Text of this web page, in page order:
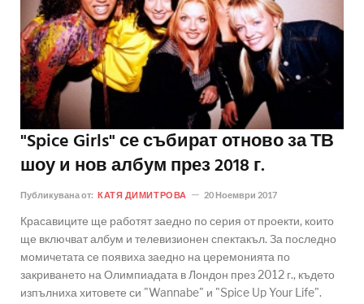
"Spice Girls" се събират отново за ТВ
шоу и нов албум през 2018 г.
Публикувана от: КАТЯ ДИМИТРОВА 20 Ноември 2017
Красавиците ще работят заедно по серия от проекти, които
ще включват албум и телевизионен спектакъл. За последно
момичетата се появиха заедно на церемонията по
закриването на Олимпиадата в Лондон през 2012 г., където
изпълниха хитовете си "Wannabe" и "Spice Up Your Life".